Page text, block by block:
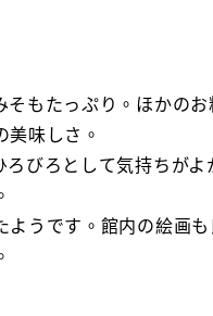
もたっぷり。ほかの
美味しさ。
びろとして気持ちがよ
うです。館内の絵画も